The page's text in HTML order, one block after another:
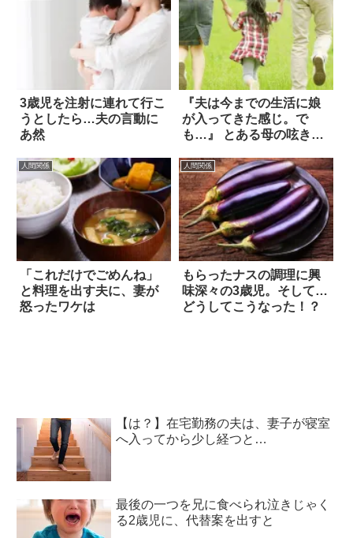
3歳児を注射に連れて行こ
うとしたら…夫の言動に
あ然
『夫は今までの生活に娘
が入ってきた感じ。で
も…』 とある母の呟きに
人間関係
「これだけでごめんね」
と料理を出す夫に、妻が
怒ったワケは
人間関係
もらったナスの調理に興
味深々の3歳児。そして…
どうしてこうなった！？
【は？】在宅勤務の夫は、妻子が寝室
へ入ってから少し経つと…
最後の一つを兄に食べられ泣きじゃく
る2歳児に、代替案を出すと